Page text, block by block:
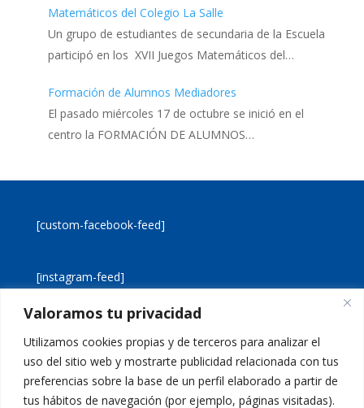
Valoramos tu privacidad
Utilizamos cookies propias y de terceros para analizar el
uso del sitio web y mostrarte publicidad relacionada con tus
preferencias sobre la base de un perfil elaborado a partir de
tus hábitos de navegación (por ejemplo, páginas visitadas).
Matemáticos del Colegio La Salle
Un grupo de estudiantes de secundaria de la Escuela
participó en los XVII Juegos Matemáticos del…
Formación de Alumnos Mediadores
El pasado miércoles 17 de octubre se inició en el
centro la FORMACIÓN DE ALUMNOS…
[custom-facebook-feed]
[instagram-feed]